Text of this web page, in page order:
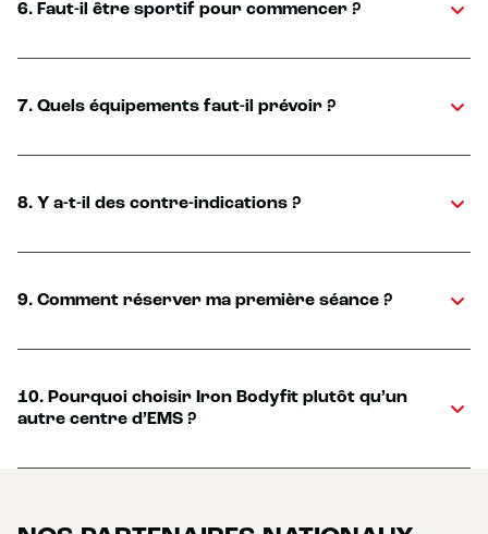
6. Faut-il être sportif pour commencer ?
7. Quels équipements faut-il prévoir ?
8. Y a-t-il des contre-indications ?
9. Comment réserver ma première séance ?
10. Pourquoi choisir Iron Bodyfit plutôt qu’un
autre centre d’EMS ?